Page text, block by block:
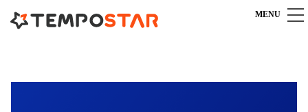
MENU